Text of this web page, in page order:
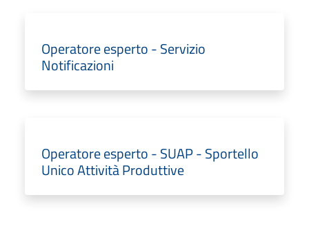
Operatore esperto - Servizio
Notificazioni
Operatore esperto - SUAP - Sportello
Unico Attività Produttive